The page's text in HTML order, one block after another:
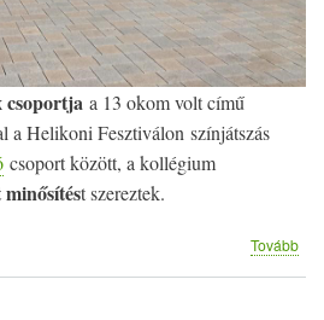
csoportja a 13 okom volt című
a Helikoni Fesztiválon színjátszás
csoport között, a kollégium
minősítést szereztek.
Tovább